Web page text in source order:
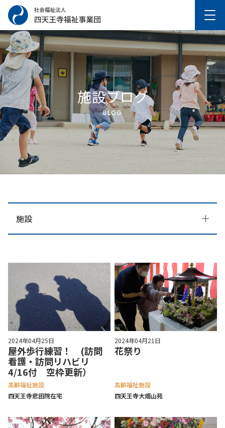
施設ブログ
BLOG
2024年04月25日
屋外歩行練習！ (訪問
看護・訪問リハビリ
4/16付 空枠更新）
高齢福祉施設
四天王寺悲⽥院在宅
2024年04月21日
花祭り
高齢福祉施設
四天王寺⼤畑⼭苑
施設